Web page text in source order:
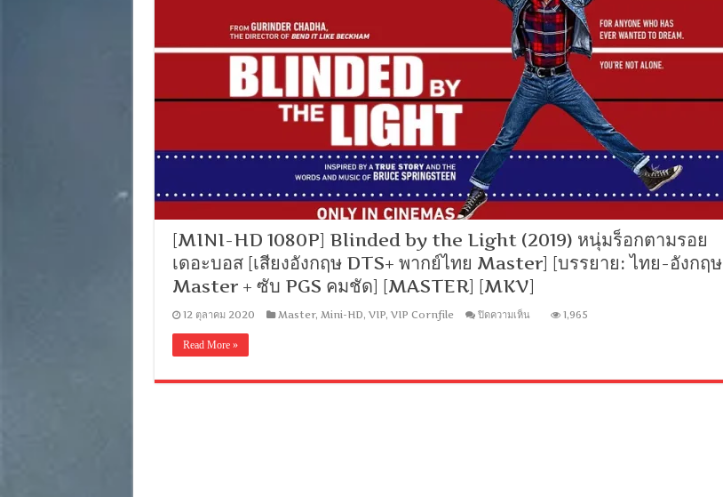
[MINI-HD 1080P] Blinded by the Light (2019) หนุ่มร็อกตามรอย
เดอะบอส [เสียงอังกฤษ DTS+ พากย์ไทย Master] [บรรยาย: ไทย-อังกฤษ
Master + ซับ PGS คมชัด] [MASTER] [MKV]
12 ตุลาคม 2020 Master, Mini-HD, VIP, VIP Cornfile ปิดความเห็นบน
by
1,965
Read More »